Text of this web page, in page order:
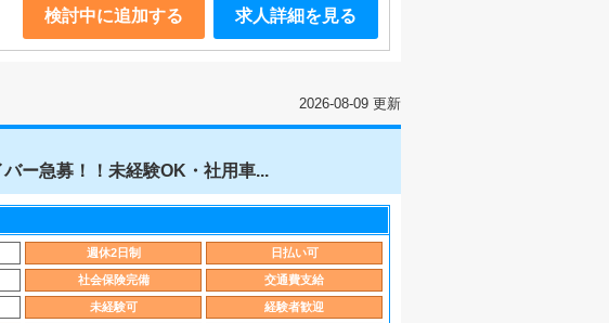
検討中に追加する 求人詳細を見る
2026-08-09 更新
ー急募！！未経験OK・社用車...
週休2日制 日払い可
社会保険完備 交通費支給
未経験可 経験者歓迎